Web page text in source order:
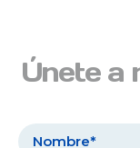
Únete a